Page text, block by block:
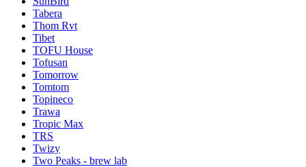
Tabera
Thom Rvt
Tibet
TOFU House
Tofusan
Tomorrow
Tomtom
Topineco
Trawa
Tropic Max
TRS
Twizy
Two Peaks - brew lab